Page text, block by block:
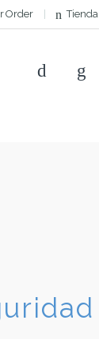
Order Tienda